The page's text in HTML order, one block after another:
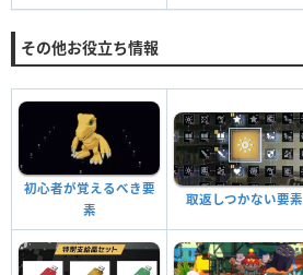
その他お役立ち情報
初心者が覚えるべき要
素
取返しつかない要素